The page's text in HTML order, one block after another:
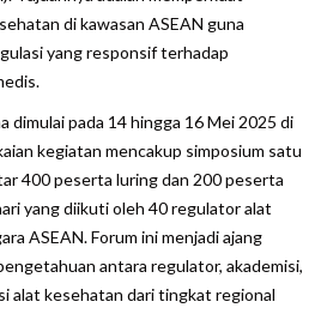
di kawasan ASEAN guna
yang responsif terhadap
dimulai pada 14 hingga 16 Mei 2025 di
kegiatan mencakup simposium satu
400 peserta luring dan 200 peserta
yang diikuti oleh 40 regulator alat
ASEAN. Forum ini menjadi ajang
antara regulator, akademisi,
alat kesehatan dari tingkat regional